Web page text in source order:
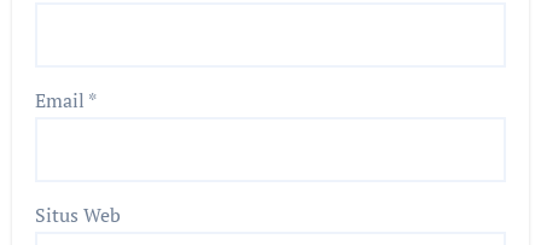
Email *
Situs Web